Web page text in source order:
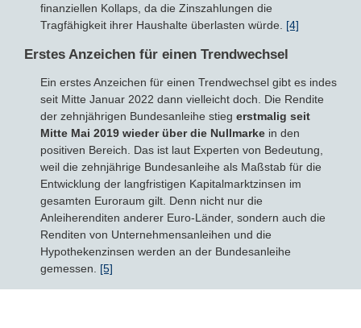
finanziellen Kollaps, da die Zinszahlungen die
Tragfähigkeit ihrer Haushalte überlasten würde. [4]
Erstes Anzeichen für einen Trendwechsel
Ein erstes Anzeichen für einen Trendwechsel gibt es indes
seit Mitte Januar 2022 dann vielleicht doch. Die Rendite
der zehnjährigen Bundesanleihe stieg erstmalig seit
Mitte Mai 2019 wieder über die Nullmarke in den
positiven Bereich. Das ist laut Experten von Bedeutung,
weil die zehnjährige Bundesanleihe als Maßstab für die
Entwicklung der langfristigen Kapitalmarktzinsen im
gesamten Euroraum gilt. Denn nicht nur die
Anleiherenditen anderer Euro-Länder, sondern auch die
Renditen von Unternehmensanleihen und die
Hypothekenzinsen werden an der Bundesanleihe
gemessen. [5]